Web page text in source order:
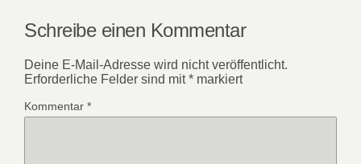
Schreibe einen Kommentar
Deine E-Mail-Adresse wird nicht veröffentlicht.
Erforderliche Felder sind mit* markiert
Kommentar *